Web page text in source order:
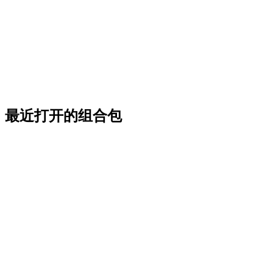
最近打开的组合包